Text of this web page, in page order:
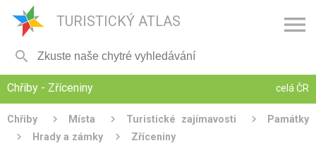
TURISTICKÝ ATLAS 

Chřiby - Zříceniny celá ČR
Chřiby Místa Turistické zajímavosti
Památky
Hrady a zámky
Zříceniny